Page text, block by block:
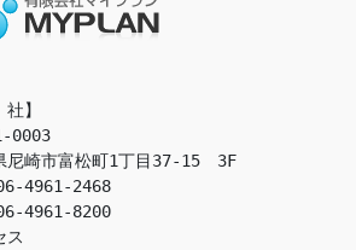
社】
0003
尼崎市富松町1丁目37-15　3F
4961-2468
4961-8200
ス